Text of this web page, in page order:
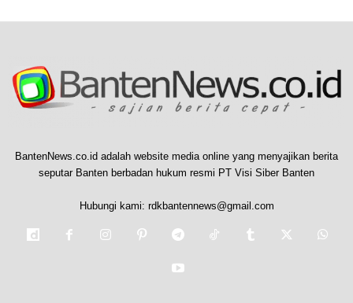
BantenNews.co.id adalah website media online yang menyajikan berita
seputar Banten berbadan hukum resmi PT Visi Siber Banten
Hubungi kami: rdkbantennews@gmail.com